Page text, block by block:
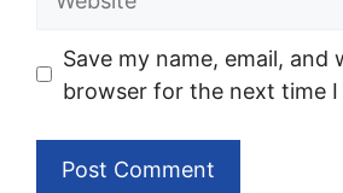
Save my name, email, and
browser for the next time